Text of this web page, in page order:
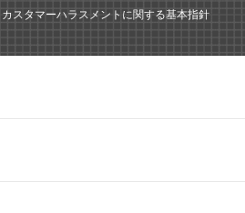
カスタマーハラスメントに関する基本指針